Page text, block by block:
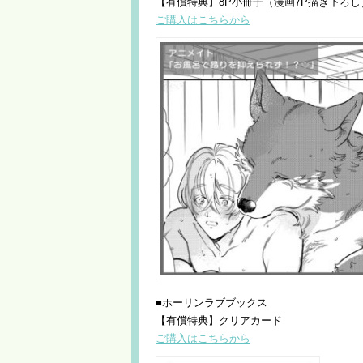
ご購入はこちらから
■ホーリンラブブックス
【有償特典】クリアカード
ご購入はこちらから